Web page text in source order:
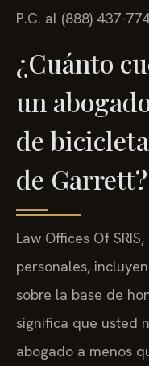
P.C. al (888) 437-
¿Cuánto
un
de
de Garrett?
Law Offices Of
personales,
sobre la base de
significa que usted
abogado a menos